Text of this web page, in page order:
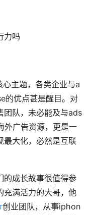
力吗
主题，各类企业与a
的优点甚是醒目。对
团队，未必能及与ads
外广告资源，更是一
最大化，必然是互联
的成长故事很值得参
充满活力的大哥，他
创业团队，从事iphon